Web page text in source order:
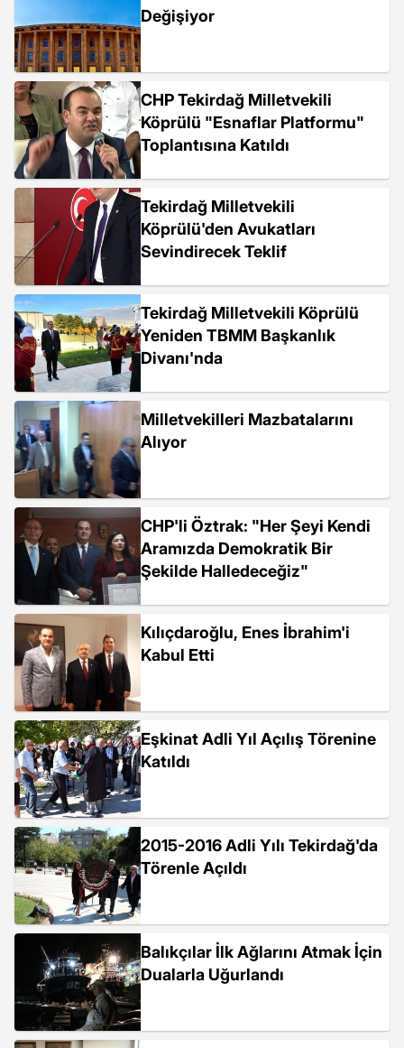
Değişiyor
CHP Tekirdağ Milletvekili
Köprülü "Esnaflar Platformu"
Toplantısına Katıldı
Tekirdağ Milletvekili
Köprülü'den Avukatları
Sevindirecek Teklif
Tekirdağ Milletvekili Köprülü
Yeniden TBMM Başkanlık
Divanı'nda
Milletvekilleri Mazbatalarını
Alıyor
CHP'li Öztrak: "Her Şeyi Kendi
Aramızda Demokratik Bir
Şekilde Halledeceğiz"
Kılıçdaroğlu, Enes İbrahim'i
Kabul Etti
Eşkinat Adli Yıl Açılış Törenine
Katıldı
2015-2016 Adli Yılı Tekirdağ'da
Törenle Açıldı
Balıkçılar İlk Ağlarını Atmak İçin
Dualarla Uğurlandı